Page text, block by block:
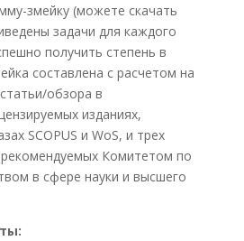
змейку (можете скачать
задачи для каждого
получить степень в
составлена с расчетом на
обзора в
изданиях,
SCOPUS и WoS, и трех
рекомендуемых Комитетом по
в сфере науки и высшего